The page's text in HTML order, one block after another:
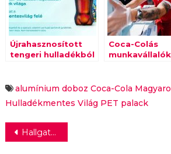
Újrahasznosított
tengeri hulladékból
Coca-Cola palackja
Coca-Colás
alumínium doboz Coca-Cola
Hulladékmentes Világ PET palack
Bejegyzés
Hallgatók alkották meg a Metropolitan Egyetem új nemzetközi kampányfilmjét